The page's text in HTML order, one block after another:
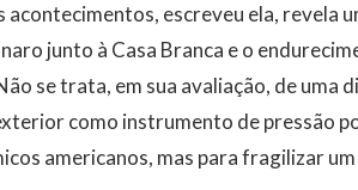
escreveu ela, revela
junto à Casa Branca e o
se trata, em sua avaliação, de
como instrumento de pressão
americanos, mas para fragilizar